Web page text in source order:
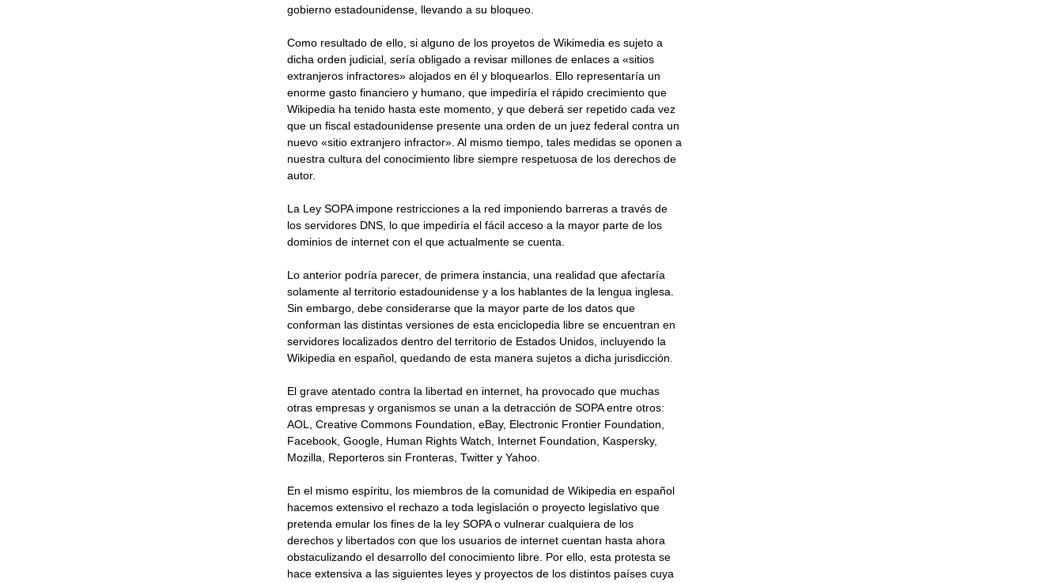
gobierno estadounidense, llevando a su bloqueo.
Como resultado de ello, si alguno de los proyetos de Wikimedia es sujeto a
dicha orden judicial, sería obligado a revisar millones de enlaces a «sitios
extranjeros infractores» alojados en él y bloquearlos. Ello representaría un
enorme gasto financiero y humano, que impediría el rápido crecimiento que
Wikipedia ha tenido hasta este momento, y que deberá ser repetido cada vez
que un fiscal estadounidense presente una orden de un juez federal contra un
nuevo «sitio extranjero infractor». Al mismo tiempo, tales medidas se oponen a
nuestra cultura del conocimiento libre siempre respetuosa de los derechos de
autor.
La Ley SOPA impone restricciones a la red imponiendo barreras a través de
los servidores DNS, lo que impediría el fácil acceso a la mayor parte de los
dominios de internet con el que actualmente se cuenta.
Lo anterior podría parecer, de primera instancia, una realidad que afectaría
solamente al territorio estadounidense y a los hablantes de la lengua inglesa.
Sin embargo, debe considerarse que la mayor parte de los datos que
conforman las distintas versiones de esta enciclopedia libre se encuentran en
servidores localizados dentro del territorio de Estados Unidos, incluyendo la
Wikipedia en español, quedando de esta manera sujetos a dicha jurisdicción.
El grave atentado contra la libertad en internet, ha provocado que muchas
otras empresas y organismos se unan a la detracción de SOPA entre otros:
AOL, Creative Commons Foundation, eBay, Electronic Frontier Foundation,
Facebook, Google, Human Rights Watch, Internet Foundation, Kaspersky,
Mozilla, Reporteros sin Fronteras, Twitter y Yahoo.
En el mismo espíritu, los miembros de la comunidad de Wikipedia en español
hacemos extensivo el rechazo a toda legislación o proyecto legislativo que
pretenda emular los fines de la ley SOPA o vulnerar cualquiera de los
derechos y libertados con que los usuarios de internet cuentan hasta ahora
obstaculizando el desarrollo del conocimiento libre. Por ello, esta protesta se
hace extensiva a las siguientes leyes y proyectos de los distintos países cuya